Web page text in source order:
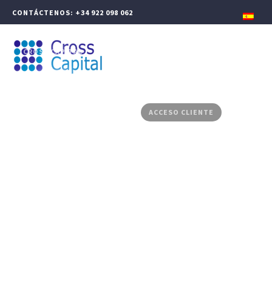
CONTÁCTENOS: +34 922 098 062
CROSS CAPITAL
ACCESO CLIENTE